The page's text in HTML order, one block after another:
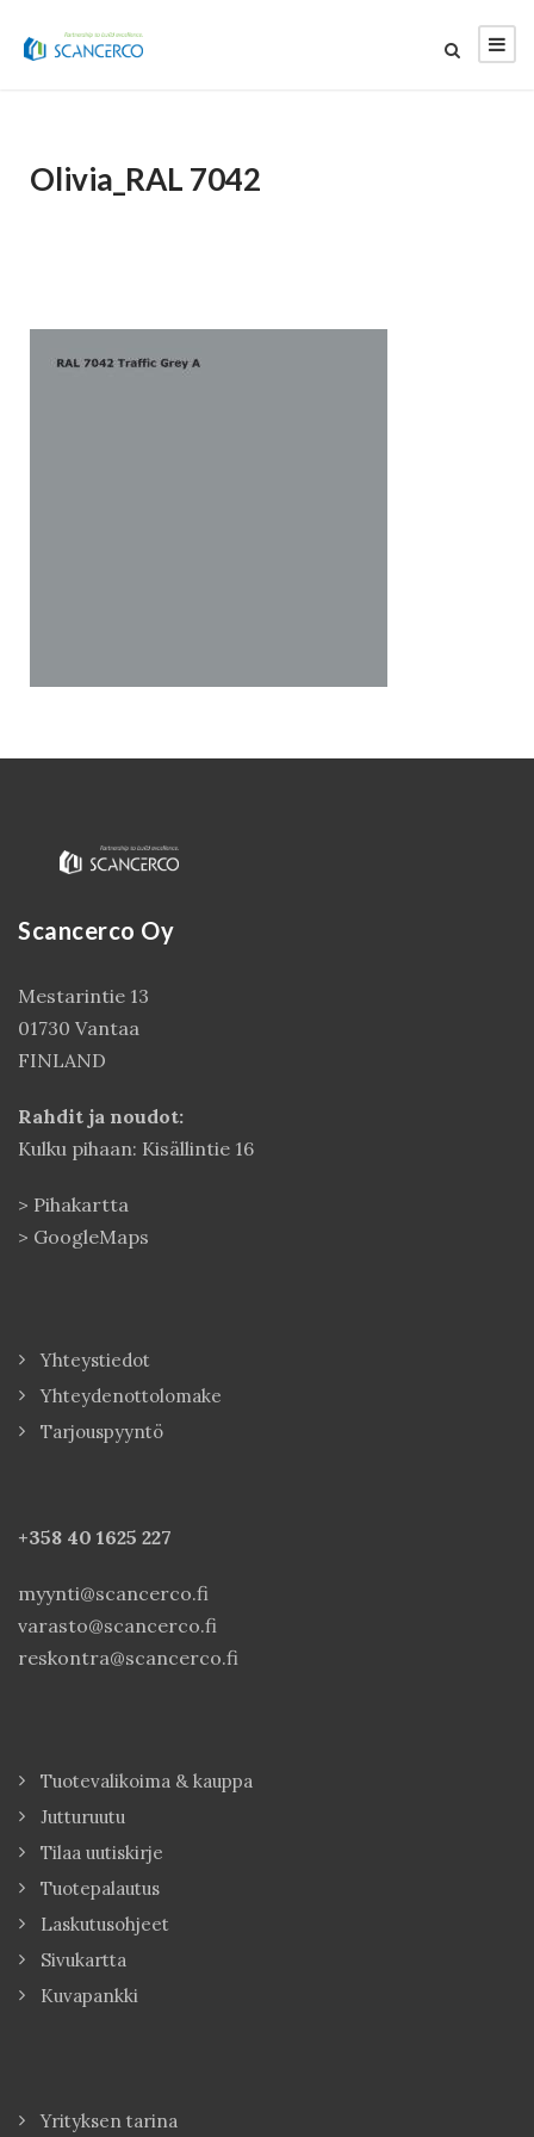
Olivia_RAL 7042
Scancerco Oy
Mestarintie 13
01730 Vantaa
FINLAND
Rahdit ja noudot:
Kulku pihaan: Kisällintie 16
> Pihakartta
> GoogleMaps
Yhteystiedot
Yhteydenottolomake
Tarjouspyyntö
+358 40 1625 227
myynti@scancerco.fi
varasto@scancerco.fi
reskontra@scancerco.fi
Tuotevalikoima & kauppa
Jutturuutu
Tilaa uutiskirje
Tuotepalautus
Laskutusohjeet
Sivukartta
Kuvapankki
Yrityksen tarina